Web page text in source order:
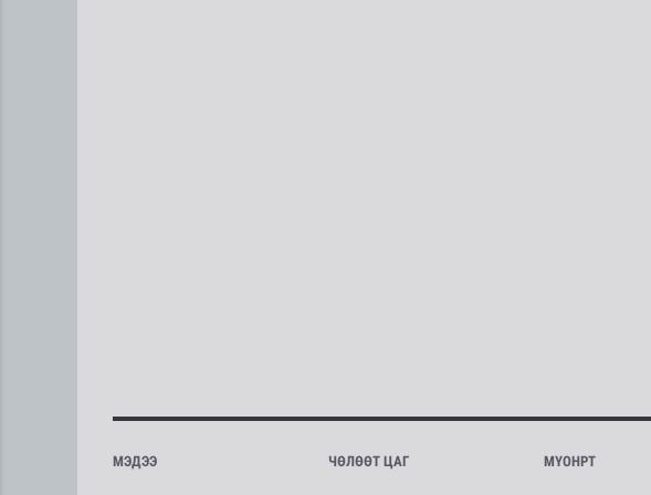
МЭДЭЭ ЧӨЛӨӨТ ЦАГ МҮОНРТ